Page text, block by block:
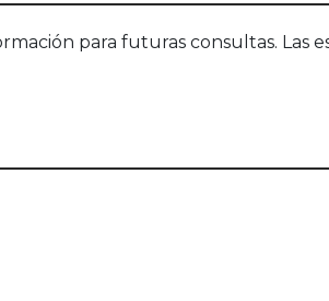
para futuras consultas. Las